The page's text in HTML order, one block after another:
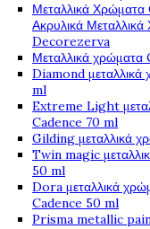
Μεταλλικά
Ακρυλικά
Decorezerva
Μεταλλικά χρώματα
Diamond
ml
Extreme Light
Cadence 70 ml
Gilding μεταλλικά
Twin magic
50 ml
Dora μεταλλικά
Cadence 50 ml
Prisma metallic